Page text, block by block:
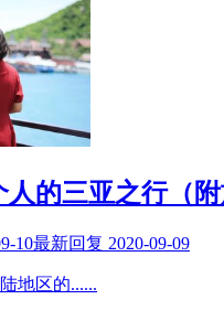
的三亚之行（
10最新回复 2020-09-09
地区的......